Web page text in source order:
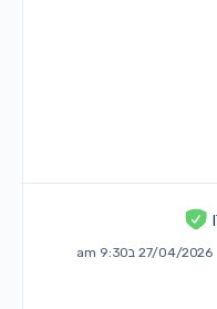
27/04/2026 ב9:30 am